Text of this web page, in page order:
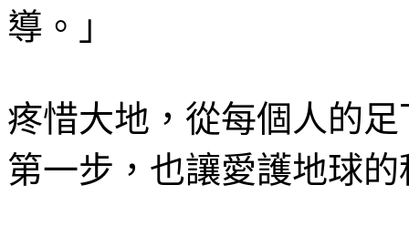
導。」
疼惜大地，從每個人的
第一步，也讓愛護地球